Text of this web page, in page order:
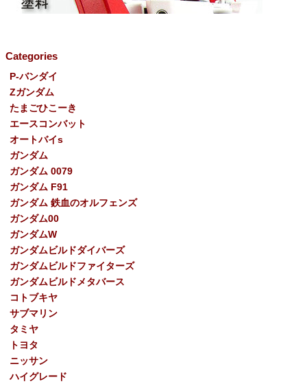
Categories
P-バンダイ
Ζガンダム
たまごひこーき
エースコンバット
オートバイs
ガンダム
ガンダム 0079
ガンダム F91
ガンダム 鉄血のオルフェンズ
ガンダム00
ガンダムW
ガンダムビルドダイバーズ
ガンダムビルドファイターズ
ガンダムビルドメタバース
コトブキヤ
サブマリン
タミヤ
トヨタ
ニッサン
ハイグレード